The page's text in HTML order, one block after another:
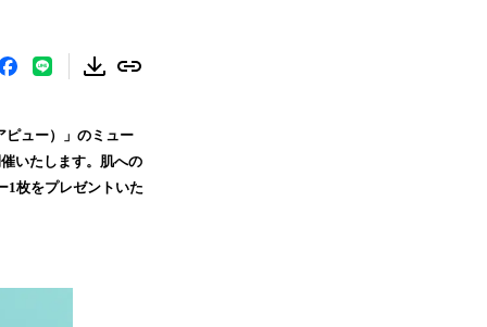
ピュー）」のミュー
いたします。肌への
1枚をプレゼントいた